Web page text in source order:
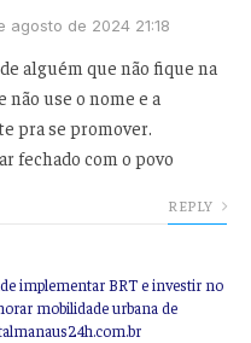
agosto de 2024 21:18
alguém que não fique na
use o nome e a
pra se promover.
fechado com o povo
REPLY
implementar BRT e investir no
mobilidade urbana de